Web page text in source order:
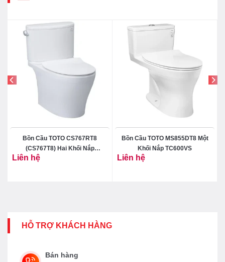
Bồn Cầu TOTO CS767RT8
(CS767T8) Hai Khối Nắp
Liên hệ
Bồn Cầu TOTO MS855DT8 Một
Khối Nắp TC600VS
Liên hệ
HỖ TRỢ KHÁCH HÀNG
Bán hàng